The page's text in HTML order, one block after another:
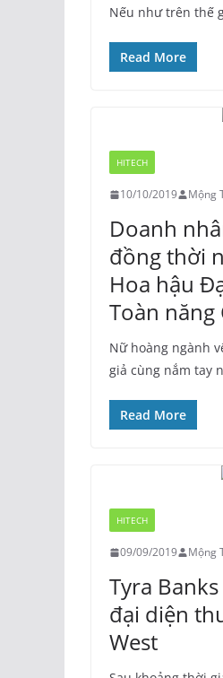
Nếu như trên thế
Read More
HITECH
10/10/2019 Mộng
Doanh
đồng thời
Hoa hậu
Toàn năng
Nữ hoàng ngành
giả cùng nắm tay
Read More
HITECH
09/09/2019 Mộng
Tyra
đại diện
West